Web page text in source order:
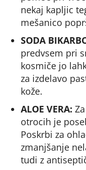
nekaj kapljic
mešanico
SODA
predvsem pri
kosmiče jo
za izdelavo
kože.
ALOE VERA:
otrocih je
Poskrbi za
zmanjšanje
tudi z